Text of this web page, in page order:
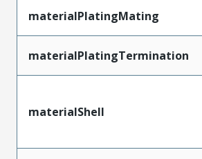
materialPlatingMating
materialPlatingTermination
materialShell